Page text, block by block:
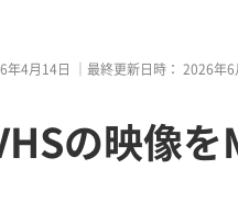
年4月14日 ｜最終更新日時： 2026年6
の映像